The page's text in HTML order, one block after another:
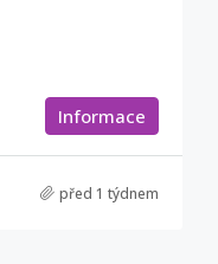
Informace
před 1 týdnem